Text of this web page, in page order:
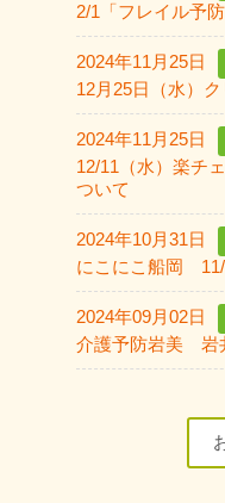
2/1「フレイル予
2024年11月25日
12月25日（水）
2024年11月25日
12/11（水）楽
ついて
2024年10月31日
にこにこ船岡
2024年09月02日
介護予防岩美 岩